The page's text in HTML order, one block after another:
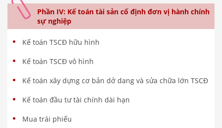
Phần IV: Kế toán tài sản cố định đơn vị hành chính
sự nghiệp
Kế toán TSCĐ hữu hình
Kế toán TSCĐ vô hình
Kế toán xây dựng cơ bản dở dang và sửa chữa lớn TSCĐ
Kế toán đầu tư tài chính dài hạn
Mua trái phiếu